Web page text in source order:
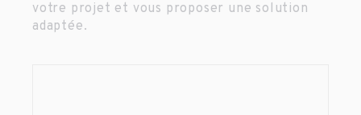
votre projet et vous proposer une solution
adaptée.